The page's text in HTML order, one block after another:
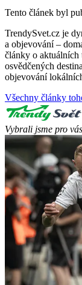
Tento článek byl
TrendySvet.cz je
a objevování –
články o aktuálních
osvědčených
objevování
Všechny články
Vybrali jsme pro vás